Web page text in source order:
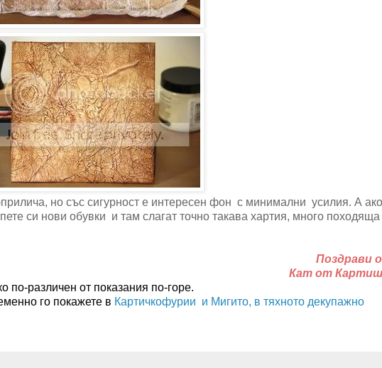
но със сигурност е интересен фон с минимални усилия. А
си нови обувки и там слагат точно такава хартия, много походяща
Поздрави
Кат от
по-различен от показания по-горе.
го покажете в Картичкофурии и Мигито, в тяхното декупажно